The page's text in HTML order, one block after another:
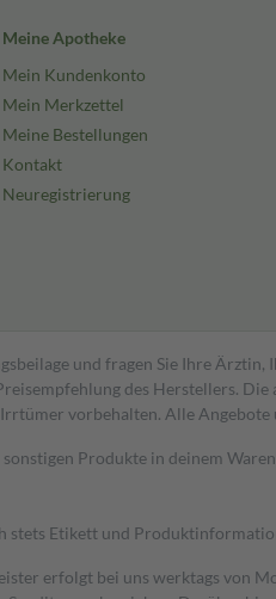
Meine Apotheke
Mein Kundenkonto
Mein Merkzettel
Meine Bestellungen
Kontakt
Neuregistrierung
und fragen Sie Ihre
des Herstellers. Die
vorbehalten. Alle
Produkte in deinem
stets Etikett und
erfolgt bei uns werktags von